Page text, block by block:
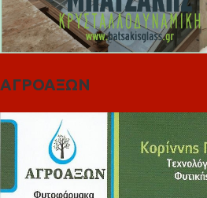
ΑΓΡΟΑΞΩΝ